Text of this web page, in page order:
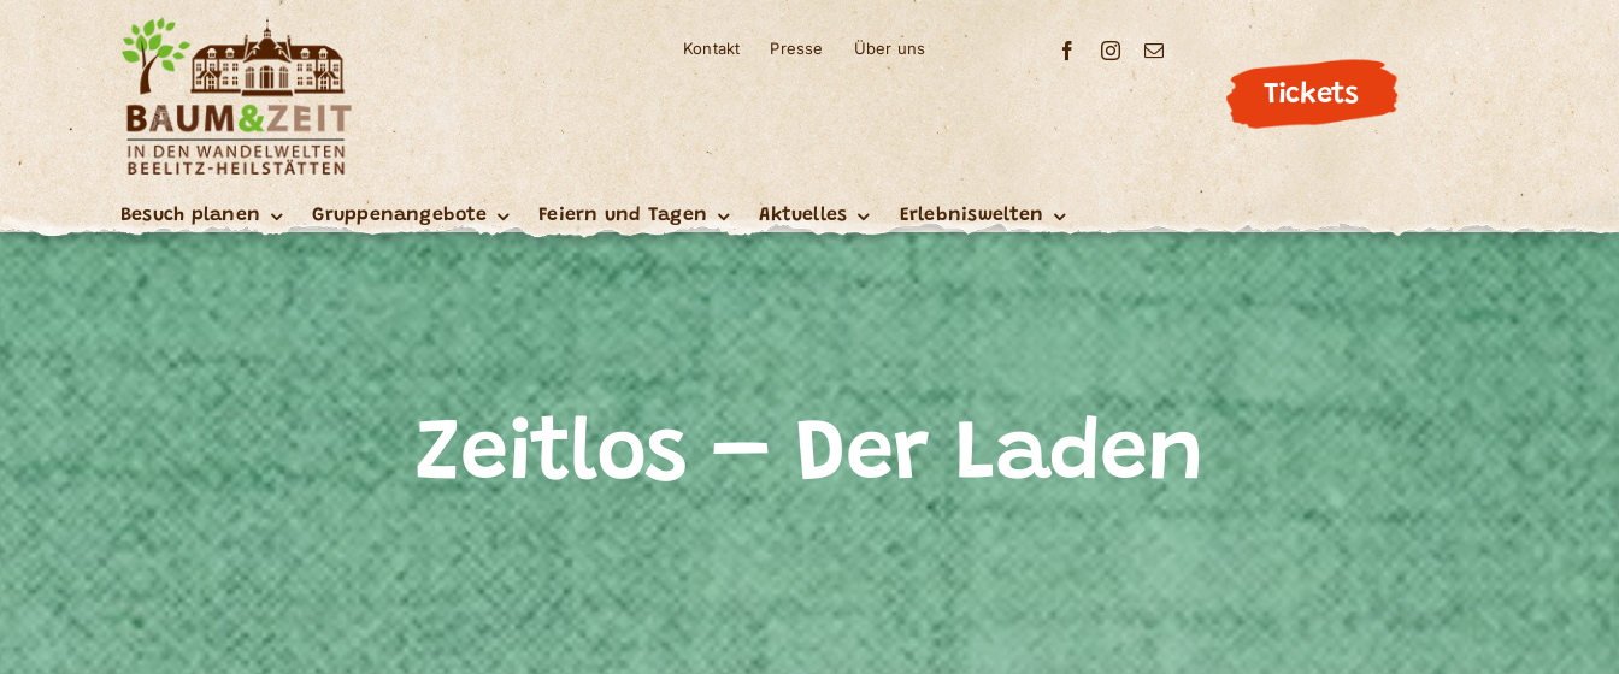
Skip
to
content
Kontakt Presse Über uns
Tickets
Besuch planen Gruppenangebote Feiern und Tagen Aktuelles Erlebniswelten
Zeitlos – Der Laden